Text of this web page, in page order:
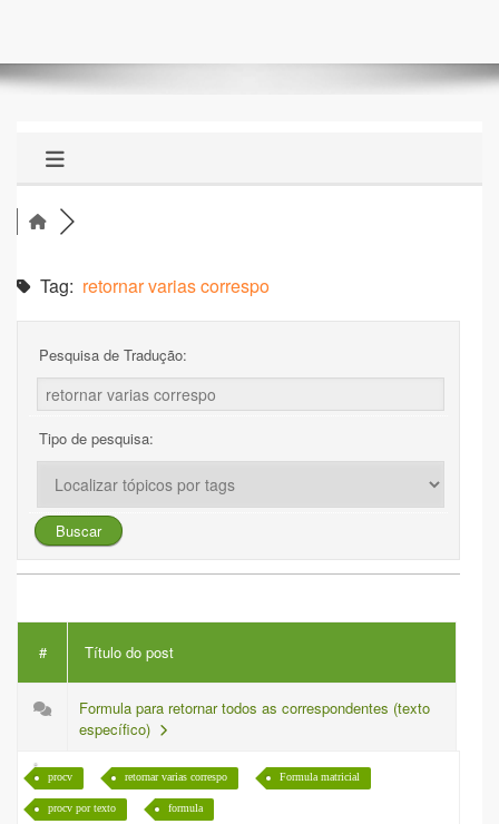
Tag: retornar varias correspo
Pesquisa de Tradução:
Tipo de pesquisa:
# Título do post
Formula para retornar todos as correspondentes (texto
específico)
procv retornar varias correspo Formula matricial
procv por texto formula